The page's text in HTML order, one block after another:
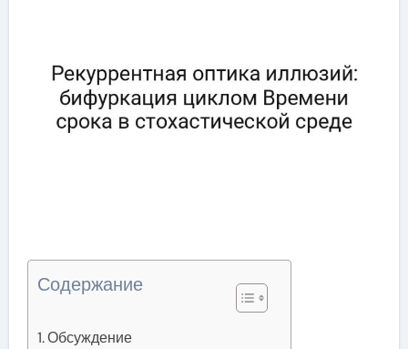
Содержание
Обсуждение